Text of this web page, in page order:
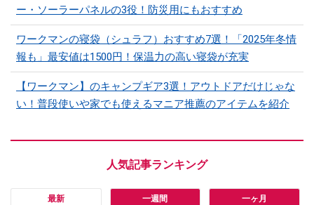
ー・ソーラーパネルの3役！防災用にもおすすめ
ワークマンの寝袋（シュラフ）おすすめ7選！「2025年冬情
報も」最安値は1500円！保温力の高い寝袋が充実
【ワークマン】のキャンプギア3選！アウトドアだけじゃな
い！普段使いや家でも使えるマニア推薦のアイテムを紹介
最新 一週間 一ヶ月